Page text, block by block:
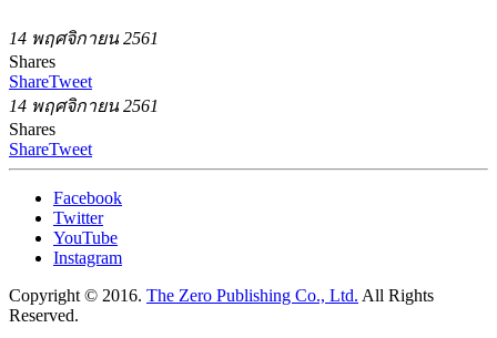
14 พฤศจิกายน 2561
Shares
ShareTweet
14 พฤศจิกายน 2561
Shares
ShareTweet
Facebook
Twitter
YouTube
Instagram
Copyright © 2016. The Zero Publishing Co., Ltd. All Rights
Reserved.